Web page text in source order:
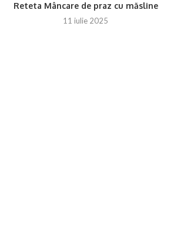
Reteta Mâncare de praz cu măsline
11 iulie 2025